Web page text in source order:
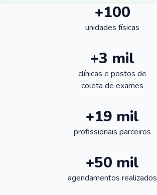
+100
unidades físicas
+3 mil
clínicas e postos de
coleta de exames
+19 mil
profissionais parceiros
+50 mil
agendamentos realizados